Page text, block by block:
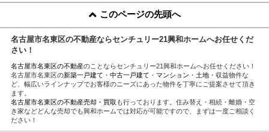
このページの先頭へ
名古屋市名東区の不動産ならセンチュリー21興和ホームへお任せくだ
さい！
名古屋市名東区の不動産のことならセンチュリー21興和ホームへお任せください！
名古屋市名東区の新築一戸建て ・ 中古一戸建て ・ マンション ・ 土地・収益物件な
ど、幅広いラインナップでお客様のニーズにあった物件を丁寧にご提案させて頂き
ます。
名古屋市名東区の不動産売却・買取 も行っております。住み替え・相続・離婚・空
き家などどんな売却でも興和ホームでは対応が可能ですので、まずは一度ご相談く
ださい！